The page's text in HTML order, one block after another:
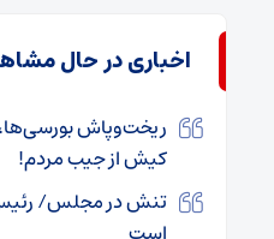
اخباری در حال
ریخت‌وپاش
کیش از جیب مردم!
تنش در مجلس/